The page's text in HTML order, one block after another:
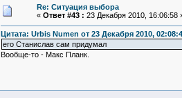
Re: Ситуация выбора
« Ответ #43 : 23 Декабря 2010, 16:06:58
Цитата: Urbis Numen от 23 Декабря 2010,
его Станислав сам придумал
Вообще-то - Макс Планк.